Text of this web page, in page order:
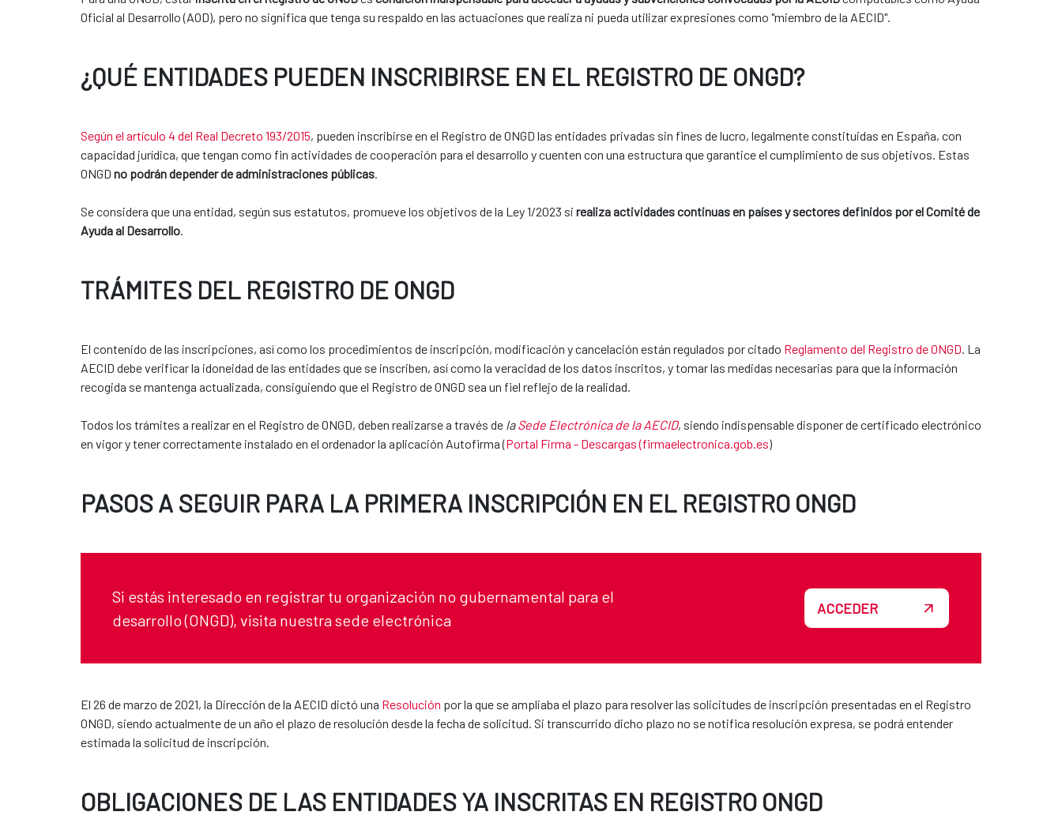
Oficial al Desarrollo (AOD), pero no significa que tenga su respaldo en las actuaciones que realiza ni pueda utilizar expresiones como "miembro de la AECID".
¿QUÉ ENTIDADES PUEDEN INSCRIBIRSE EN EL REGISTRO DE ONGD?
Según el artículo 4 del Real Decreto 193/2015, pueden inscribirse en el Registro de ONGD las entidades privadas sin fines de lucro, legalmente constituidas en España, con
capacidad jurídica, que tengan como fin actividades de cooperación para el desarrollo y cuenten con una estructura que garantice el cumplimiento de sus objetivos. Estas
ONGD no podrán depender de administraciones públicas
Se considera que una entidad, según sus estatutos, promueve los objetivos de la Ley 1/2023 si realiza actividades continuas en países y sectores definidos por el Comité de
Ayuda al Desarrollo
TRÁMITES DEL REGISTRO DE ONGD
El contenido de las inscripciones, así como los procedimientos de inscripción, modificación y cancelación están regulados por citado Reglamento del Registro de ONGD . La
AECID debe verificar la idoneidad de las entidades que se inscriben, así como la veracidad de los datos inscritos, y tomar las medidas necesarias para que la información
recogida se mantenga actualizada, consiguiendo que el Registro de ONGD sea un fiel reflejo de la realidad.
Todos los trámites a realizar en el Registro de ONGD, deben realizarse a través de laSede Electrónica de la AECID, siendo indispensable disponer de certificado electrónico
en vigor y tener correctamente instalado en el ordenador la aplicación Autofirma (Portal Firma - Descargas (firmaelectronica.gob.es)
PASOS A SEGUIR PARA LA PRIMERA INSCRIPCIÓN EN EL REGISTRO ONGD
Si estás interesado en registrar tu organización no gubernamental para el
desarrollo (ONGD), visita nuestra sede electrónica
ACCEDER
El 26 de marzo de 2021, la Dirección de la AECID dictó una Resolución por la que se ampliaba el plazo para resolver las solicitudes de inscripción presentadas en el Registro
ONGD, siendo actualmente de un año el plazo de resolución desde la fecha de solicitud. Si transcurrido dicho plazo no se notifica resolución expresa, se podrá entender
estimada la solicitud de inscripción.
OBLIGACIONES DE LAS ENTIDADES YA INSCRITAS EN REGISTRO ONGD